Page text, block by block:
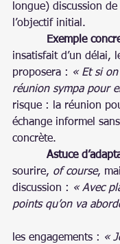
longue) discussion
l’objectif initial.
Exemple
insatisfait d’un délai,
proposera : « Et si
réunion sympa pour
risque : la réunion
échange informel
concrète.
Astuce
sourire, of course,
discussion : « Avec
points qu’on va
les engagements : «